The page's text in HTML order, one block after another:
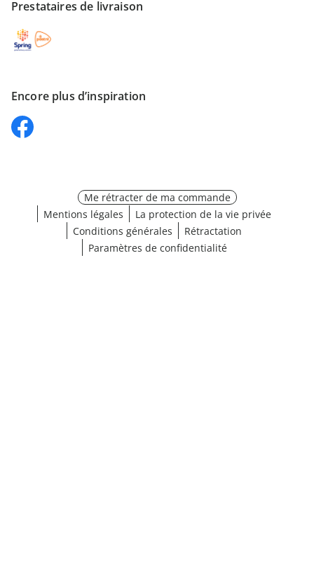
Prestataires de livraison
Encore plus d’inspiration
Me rétracter de ma commande
Mentions légales
La protection de la vie privée
Conditions générales
Rétractation
Paramètres de confidentialité